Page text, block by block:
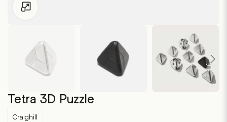
Tetra 3D Puzzle
Craighill